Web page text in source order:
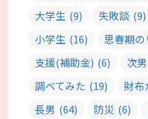
大学生 (9) 失敗談 (9)
小学生 (16) 思春期
支援(補助金) (6) 次男
調べてみた (19) 財布
長男 (64) 防災 (6)